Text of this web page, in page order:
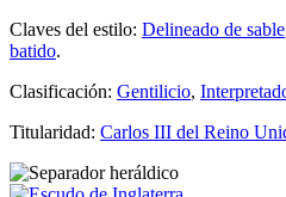
Claves del estilo: Delineado de sable
batido.
Clasificación: Gentilicio,
Titularidad: Carlos III del Reino